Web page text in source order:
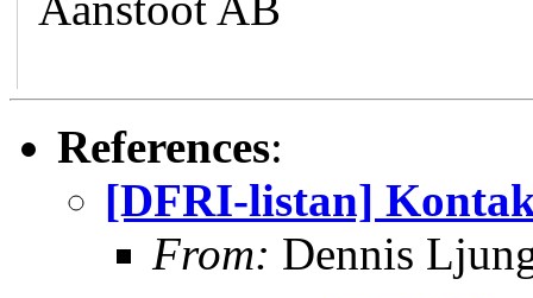
References:
[DFRI-listan]
From: Dennis